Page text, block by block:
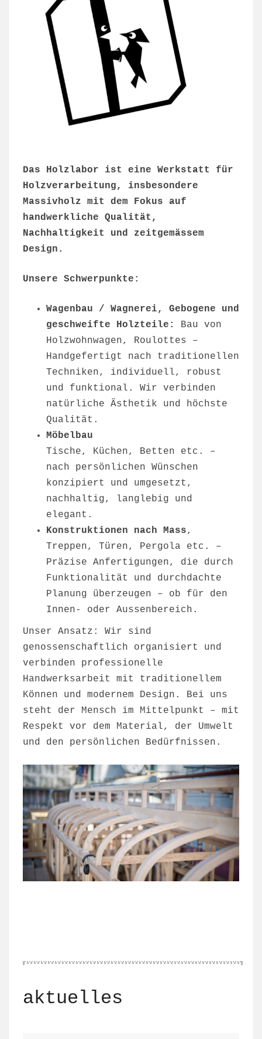
Das Holzlabor ist eine Werkstatt für
Holzverarbeitung, insbesondere
Massivholz mit dem Fokus auf
handwerkliche Qualität,
Nachhaltigkeit und zeitgemässem
Design.
Unsere Schwerpunkte:
Wagenbau / Wagnerei, Gebogene und
geschweifte Holzteile:
Bau von
Holzwohnwagen, Roulottes –
Handgefertigt nach traditionellen
Techniken, individuell, robust
und funktional. Wir verbinden
natürliche Ästhetik und höchste
Qualität.
Möbelbau
Tische, Küchen, Betten etc. –
nach persönlichen Wünschen
konzipiert und umgesetzt,
nachhaltig, langlebig und
elegant.
Konstruktionen nach Mass,
Treppen, Türen, Pergola etc. –
Präzise Anfertigungen, die durch
Funktionalität und durchdachte
Planung überzeugen – ob für den
Innen- oder Aussenbereich.
Unser Ansatz: Wir sind
genossenschaftlich organisiert und
verbinden professionelle
Handwerksarbeit mit traditionellem
Können und modernem Design. Bei uns
steht der Mensch im Mittelpunkt – mit
Respekt vor dem Material, der Umwelt
und den persönlichen Bedürfnissen.
aktuelles